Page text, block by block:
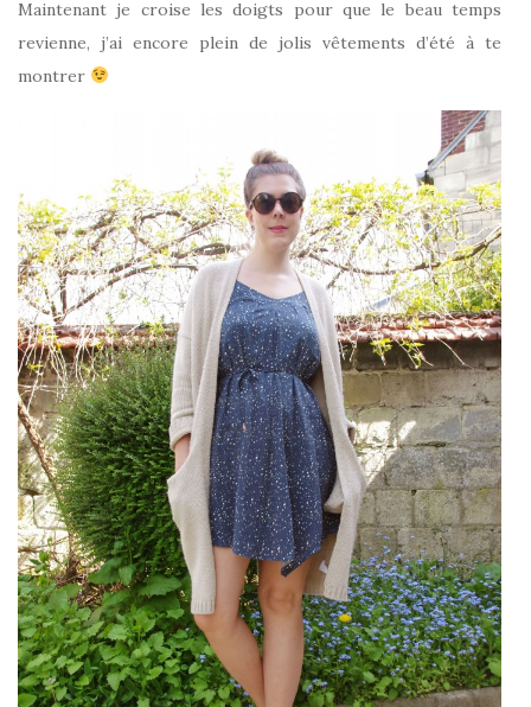
Maintenant je croise les doigts pour que le beau temps
revienne, j’ai encore plein de jolis vêtements d’été à te
montrer